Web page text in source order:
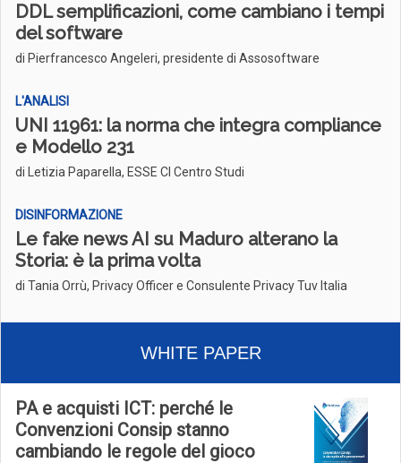
DDL semplificazioni, come cambiano i tempi
del software
di Pierfrancesco Angeleri, presidente di Assosoftware
L'ANALISI
UNI 11961: la norma che integra compliance
e Modello 231
di Letizia Paparella, ESSE CI Centro Studi
DISINFORMAZIONE
Le fake news AI su Maduro alterano la
Storia: è la prima volta
di Tania Orrù, Privacy Officer e Consulente Privacy Tuv Italia
WHITE PAPER
PA e acquisti ICT: perché le
Convenzioni Consip stanno
cambiando le regole del gioco